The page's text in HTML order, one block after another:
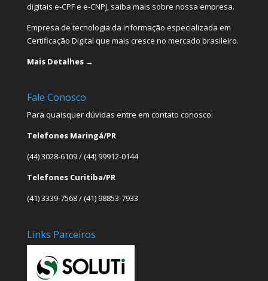
digitais e-CPF e e-CNPJ, saiba mais sobre nossa empresa.
Empresa de tecnologia da informação especializada em
Certificação Digital que mais cresce no mercado brasileiro.
Mais Detalhes →
Fale Conosco
Para quaisquer dúvidas entre em contato conosco:
Telefones Maringá/PR
(44) 3028-6109 / (44) 99912-0144
Telefones Curitiba/PR
(41) 3339-7568 / (41) 98853-7933
Links Parceiros